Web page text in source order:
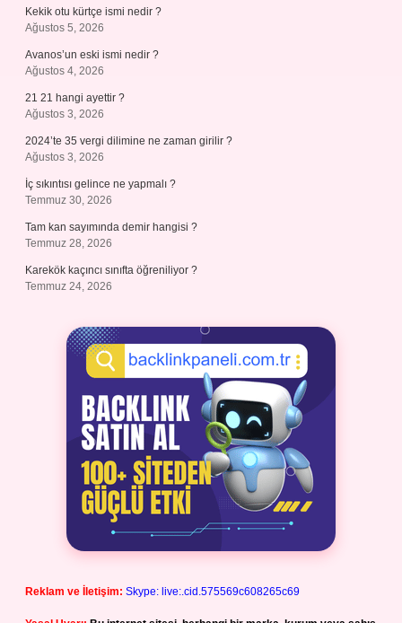
Kekik otu kürtçe ismi nedir ?
Ağustos 5, 2026
Avanos’un eski ismi nedir ?
Ağustos 4, 2026
21 21 hangi ayettir ?
Ağustos 3, 2026
2024’te 35 vergi dilimine ne zaman girilir ?
Ağustos 3, 2026
İç sıkıntısı gelince ne yapmalı ?
Temmuz 30, 2026
Tam kan sayımında demir hangisi ?
Temmuz 28, 2026
Karekök kaçıncı sınıfta öğreniliyor ?
Temmuz 24, 2026
Reklam ve İletişim: Skype: live:.cid.575569c608265c69